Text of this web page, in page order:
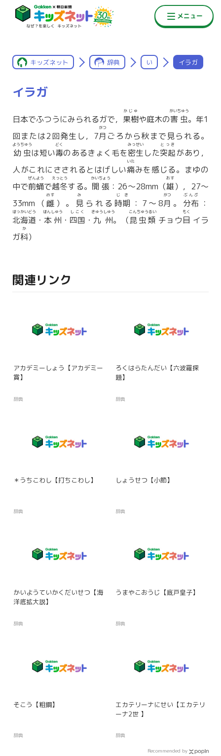
キッズネット 辞典 い イラガ
イラガ
日本でふつうにみられるガで， 果樹
かじゅ
や庭木の害虫
がいちゅう
。年1
回または2回発生し，7月
がつ
ごろから秋まで見られる。
幼虫
ようちゅう
は短い毒
どく
のあるきょく毛を密生
みっせい
した突起
とっき
があり，
人がこれにさされるとはげしい痛
いた
みを感じる。まゆの
中で前蛹
ぜんよう
で越冬
えっとう
する。 開張
かいちょう
：26〜28mm（雄
おす
），27〜
33mm（ 雌
めす
）。 見
み
られる 時期
じき
：7〜8月
がつ
。 分布
ぶんぷ
：
北海道
ほっかいどう
・ 本州
ほんしゅう
・ 四国
しこく
・ 九州
きゅうしゅう
。（昆虫類
こんちゅうるい
チョウ目
もく
イラ
ガ科
か
）
関連リンク
アカデミーしょう【アカデミー
賞】
辞典
ろくはらたんだい【六波羅探
題】
辞典
＊うちこわし【打ちこわし】
辞典
しょうせつ【小節】
辞典
かいようていかくだいせつ【海
洋底拡大説】
辞典
うまやこおうじ【廐戸皇子】
辞典
そこう【粗鋼】
辞典
エカテリーナにせい【エカテリ
ーナ2世 】
辞典
Recommended by